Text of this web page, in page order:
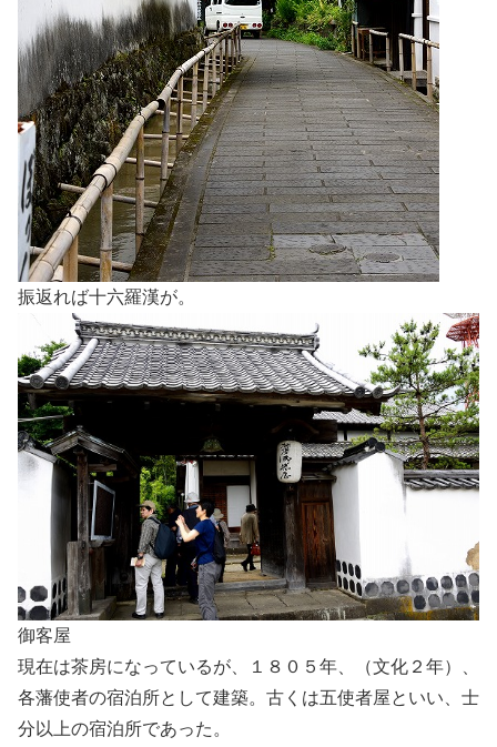
振返れば十六羅漢が。
御客屋
現在は茶房になっているが、１８０５年、（文化２年）、
各藩使者の宿泊所として建築。古くは五使者屋といい、士
分以上の宿泊所であった。